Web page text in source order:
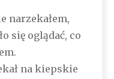
narzekałem,
się oglądać, co
na kiepskie